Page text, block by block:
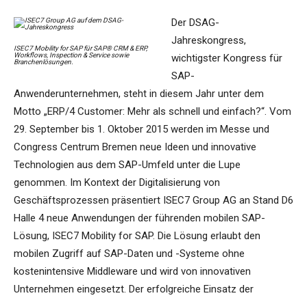
ISEC7 Mobility for SAP für SAP® CRM & ERP,
Workflows, Inspection & Service sowie
Branchenlösungen.
Der DSAG-
Jahreskongress,
wichtigster Kongress für
SAP-
Anwenderunternehmen, steht in diesem Jahr unter dem
Motto „ERP/4 Customer: Mehr als schnell und einfach?“. Vom
29. September bis 1. Oktober 2015 werden im Messe und
Congress Centrum Bremen neue Ideen und innovative
Technologien aus dem SAP-Umfeld unter die Lupe
genommen. Im Kontext der Digitalisierung von
Geschäftsprozessen präsentiert ISEC7 Group AG an Stand D6
Halle 4 neue Anwendungen der führenden mobilen SAP-
Lösung, ISEC7 Mobility for SAP. Die Lösung erlaubt den
mobilen Zugriff auf SAP-Daten und -Systeme ohne
kostenintensive Middleware und wird von innovativen
Unternehmen eingesetzt. Der erfolgreiche Einsatz der